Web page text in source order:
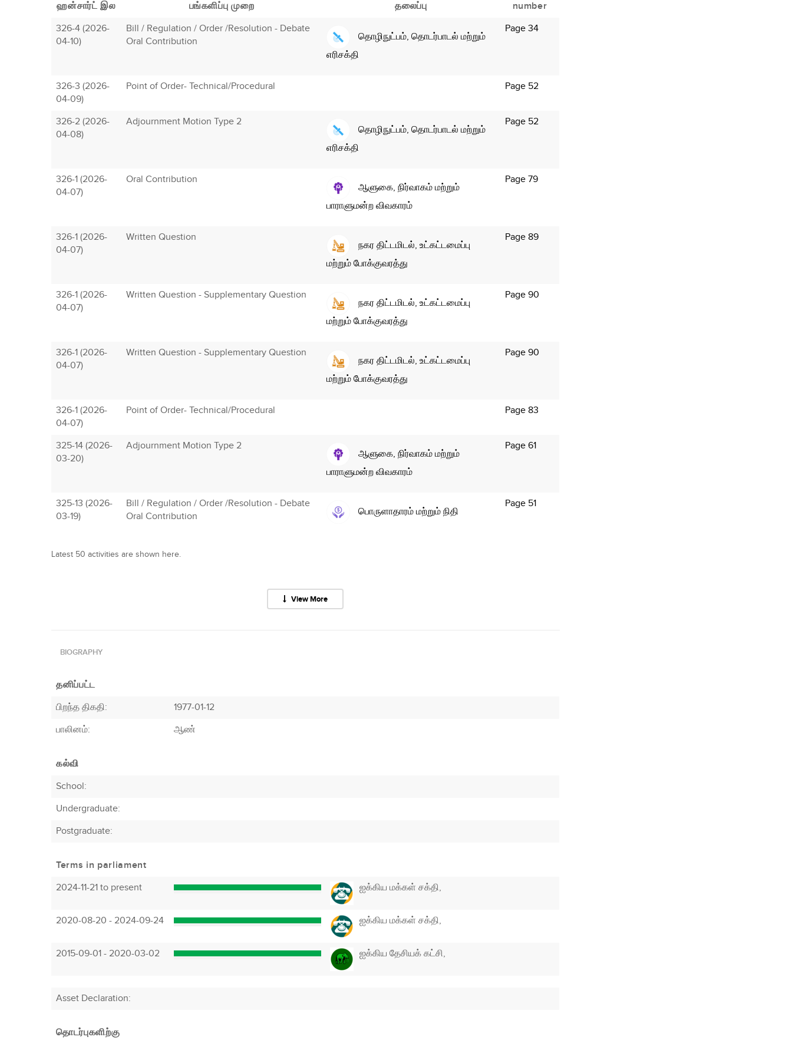
ஹன்சார்ட் இல பங்களிப்பு முறை தலைப்பு
number
326-4 (2026-
04-10)
Bill / Regulation / Order /Resolution - Debate
Oral Contribution
தொழிநுட்பம், தொடர்பாடல் மற்றும்
எரிசக்தி
Page 34
326-3 (2026-
04-09)
Point of Order- Technical/Procedural Page 52
326-2 (2026-
04-08)
Adjournment Motion Type 2
தொழிநுட்பம், தொடர்பாடல் மற்றும்
எரிசக்தி
Page 52
326-1 (2026-
04-07)
Oral Contribution
ஆளுகை, நிர்வாகம் மற்றும்
பாராளுமன்ற விவகாரம்
Page 79
326-1 (2026-
04-07)
Written Question
நகர திட்டமிடல், உட்கட்டமைப்பு
மற்றும் போக்குவரத்து
Page 89
326-1 (2026-
04-07)
Written Question - Supplementary Question
நகர திட்டமிடல், உட்கட்டமைப்பு
மற்றும் போக்குவரத்து
Page 90
326-1 (2026-
04-07)
Written Question - Supplementary Question
நகர திட்டமிடல், உட்கட்டமைப்பு
மற்றும் போக்குவரத்து
Page 90
326-1 (2026-
04-07)
Point of Order- Technical/Procedural Page 83
325-14 (2026-
03-20)
Adjournment Motion Type 2
ஆளுகை, நிர்வாகம் மற்றும்
பாராளுமன்ற விவகாரம்
Page 61
325-13 (2026-
03-19)
Bill / Regulation / Order /Resolution - Debate
Oral Contribution
பொருளாதாரம் மற்றும் நிதி
Page 51
Latest 50 activities are shown here.
View More
BIOGRAPHY
தனிப்பட்ட
பிறந்த திகதி:
1977-01-12
பாலினம்:
ஆண்
கல்வி
School:
Undergraduate:
Postgraduate:
Terms in parliament
2024-11-21 to present
ஐக்கிய மக்கள் சக்தி,
2020-08-20 - 2024-09-24 ஐக்கிய மக்கள் சக்தி,
2015-09-01 - 2020-03-02 ஐக்கிய தேசியக் கட்சி,
Asset Declaration:
தொடர்புகளிற்கு